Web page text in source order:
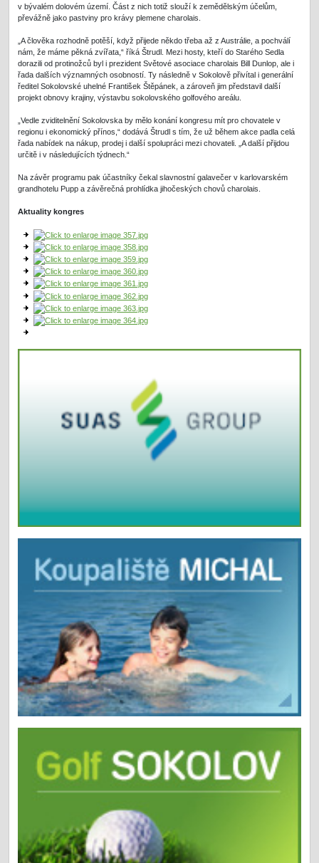
v bývalém dolovém území. Část z nich totiž slouží k zemědělským účelům,
převážně jako pastviny pro krávy plemene charolais.
„A člověka rozhodně potěší, když přijede někdo třeba až z Austrálie, a pochválí
nám, že máme pěkná zvířata,“ říká Štrudl. Mezi hosty, kteří do Starého Sedla
dorazili od protinožců byl i prezident Světové asociace charolais Bill Dunlop, ale i
řada dalších významných osobností. Ty následně v Sokolově přivítal i generální
ředitel Sokolovské uhelné František Štěpánek, a zároveň jim představil další
projekt obnovy krajiny, výstavbu sokolovského golfového areálu.
„Vedle zviditelnění Sokolovska by mělo konání kongresu mít pro chovatele v
regionu i ekonomický přínos,“ dodává Štrudl s tím, že už během akce padla celá
řada nabídek na nákup, prodej i další spolupráci mezi chovateli. „A další přijdou
určitě i v následujících týdnech.“
Na závěr programu pak účastníky čekal slavnostní galavečer v karlovarském
grandhotelu Pupp a závěrečná prohlídka jihočeských chovů charolais.
Aktuality kongres